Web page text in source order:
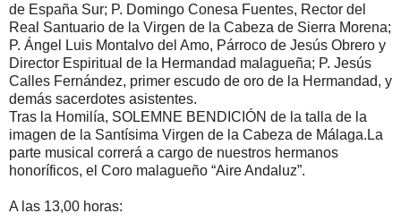
de España Sur; P. Domingo Conesa Fuentes, Rector del
Real Santuario de la Virgen de la Cabeza de Sierra Morena;
P. Ángel Luis Montalvo del Amo, Párroco de Jesús Obrero y
Director Espiritual de la Hermandad malagueña; P. Jesús
Calles Fernández, primer escudo de oro de la Hermandad, y
demás sacerdotes asistentes.
Tras la Homilía, SOLEMNE BENDICIÓN de la talla de la
imagen de la Santísima Virgen de la Cabeza de Málaga.La
parte musical correrá a cargo de nuestros hermanos
honoríficos, el Coro malagueño “Aire Andaluz”.
A las 13,00 horas: